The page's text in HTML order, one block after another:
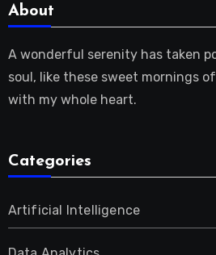
About
A wonderful serenity has taken
soul, like these sweet mornings
with my whole heart.
Categories
Artificial Intelligence